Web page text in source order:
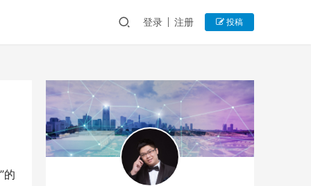
登录 注册 投稿
的